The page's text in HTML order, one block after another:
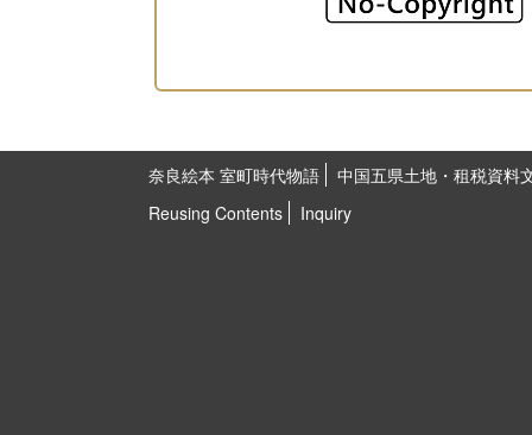
奈良絵本 室町時代物語
中国五県土地・租税資料
Reusing Contents
Inquiry